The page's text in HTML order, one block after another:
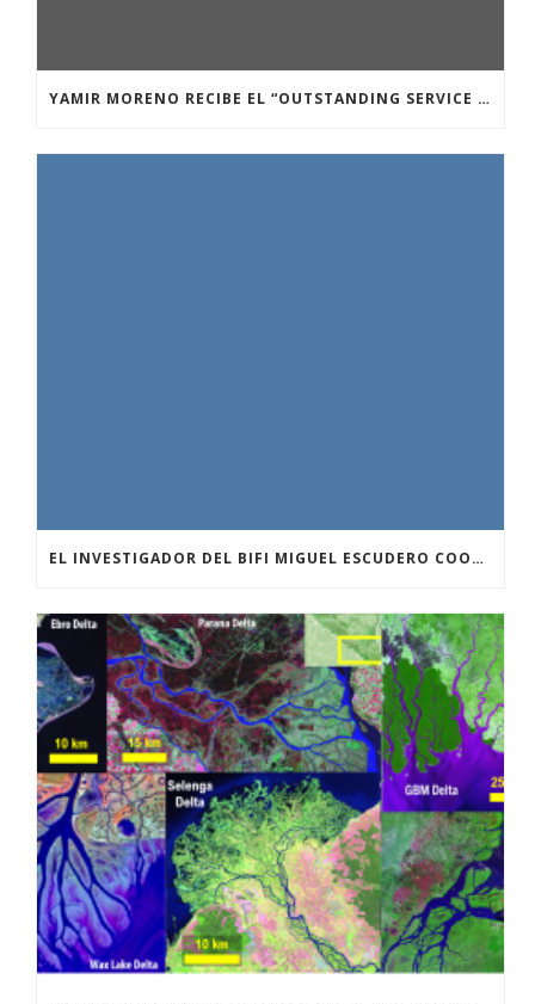
YAMIR MORENO RECIBE EL “OUTSTANDING SERVICE AWARD” 2026 DE LA NETWORK SCIENCE SOCIETY.
EL INVESTIGADOR DEL BIFI MIGUEL ESCUDERO COORDINA EL PROYECTO ECOAIR